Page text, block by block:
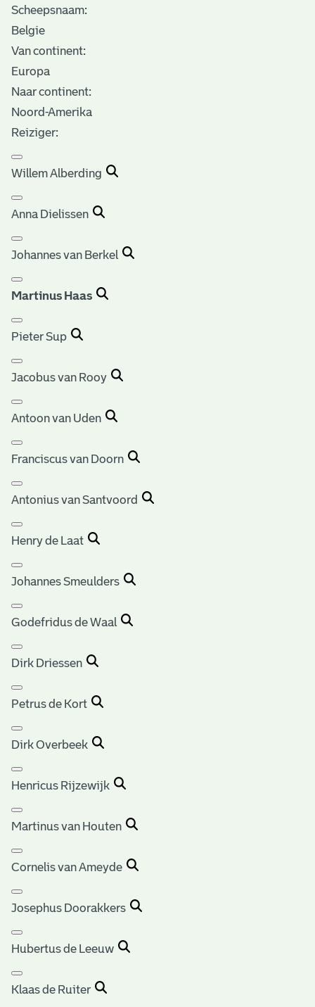
Scheepsnaam:
Belgie
Van continent:
Europa
Naar continent:
Noord-Amerika
Reiziger:
Willem Alberding
Anna Dielissen
Johannes van Berkel
Martinus Haas
Pieter Sup
Jacobus van Rooy
Antoon van Uden
Franciscus van Doorn
Antonius van Santvoord
Henry de Laat
Johannes Smeulders
Godefridus de Waal
Dirk Driessen
Petrus de Kort
Dirk Overbeek
Henricus Rijzewijk
Martinus van Houten
Cornelis van Ameyde
Josephus Doorakkers
Hubertus de Leeuw
Klaas de Ruiter